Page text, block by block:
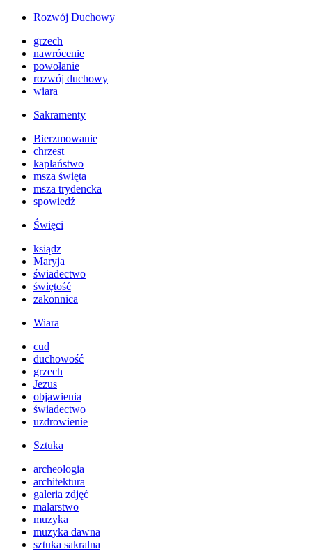
Rozwój Duchowy
grzech
nawrócenie
powołanie
rozwój duchowy
wiara
Sakramenty
Bierzmowanie
chrzest
kapłaństwo
msza święta
msza trydencka
spowiedź
Święci
ksiądz
Maryja
świadectwo
świętość
zakonnica
Wiara
cud
duchowość
grzech
Jezus
objawienia
świadectwo
uzdrowienie
Sztuka
archeologia
architektura
galeria zdjęć
malarstwo
muzyka
muzyka dawna
sztuka sakralna